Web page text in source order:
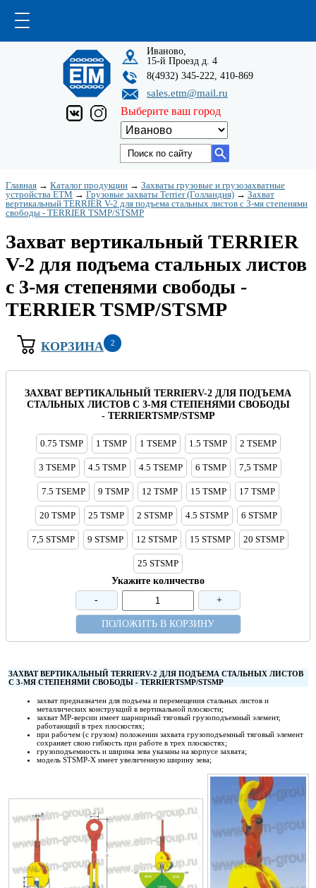
Иваново,
15-й Проезд д. 4
8(4932) 345-222, 410-869
sales.etm@mail.ru
Выберите ваш город
Главная → Каталог продукции → Захваты грузовые и грузозахватные
устройства ETM → Грузовые захваты Terrier (Голландия) → Захват
вертикальный TERRIER V-2 для подъема стальных листов с 3-мя степенями
свободы - TERRIER TSMP/STSMP
Захват вертикальный TERRIER
V-2 для подъема стальных листов
с 3-мя степенями свободы -
TERRIER TSMP/STSMP
КОРЗИНА 2
ЗАХВАТ ВЕРТИКАЛЬНЫЙ TERRIERV-2 ДЛЯ ПОДЪЕМА
СТАЛЬНЫХ ЛИСТОВ С 3-МЯ СТЕПЕНЯМИ СВОБОДЫ
- TERRIERTSMP/STSMP
0.75 TSMP 1 TSMP 1 TSEMP 1.5 TSMP 2 TSEMP
3 TSEMP 4.5 TSMP 4.5 TSEMP 6 TSMP 7,5 TSMP
7.5 TSEMP 9 TSMP 12 TSMP 15 TSMP 17 TSMP
20 TSMP 25 TSMP 2 STSMP 4.5 STSMP 6 STSMP
7,5 STSMP 9 STSMP 12 STSMP 15 STSMP 20 STSMP
25 STSMP
Укажите количество
-
+
ПОЛОЖИТЬ В КОРЗИНУ
ЗАХВАТ ВЕРТИКАЛЬНЫЙ TERRIERV-2 ДЛЯ ПОДЪЕМА СТАЛЬНЫХ ЛИСТОВ
С 3-МЯ СТЕПЕНЯМИ СВОБОДЫ - TERRIERTSMP/STSMP
захват предназначен для подъема и перемещения стальных листов и
металлических конструкций в вертикальной плоскости;
захват МР-версии имеет шарнирный тяговый грузоподъемный элемент,
работающий в трех плоскостях;
при рабочем (с грузом) положении захвата грузоподъемный тяговый элемент
сохраняет свою гибкость при работе в трех плоскостях;
грузоподъемность и ширина зева указаны на корпусе захвата;
модель STSMP-X имеет увеличенную ширину зева;